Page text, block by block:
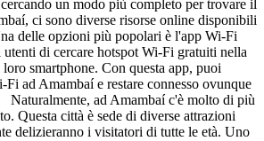
un modo più completo per trovare il
ci sono diverse risorse online disponibili
delle opzioni più popolari è l'app Wi-Fi
utenti di cercare hotspot Wi-Fi gratuiti nella
smartphone. Con questa app, puoi
ad Amambaí e restare connesso ovunque
ad Amambaí c'è molto di più
Questa città è sede di diverse attrazioni
delizieranno i visitatori di tutte le età. Uno